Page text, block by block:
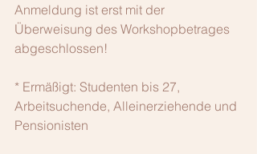
Anmeldung ist erst mit der
Überweisung des Workshopbetrages
abgeschlossen!
* Ermäßigt: Studenten bis 27,
Arbeitsuchende, Alleinerziehende und
Pensionisten